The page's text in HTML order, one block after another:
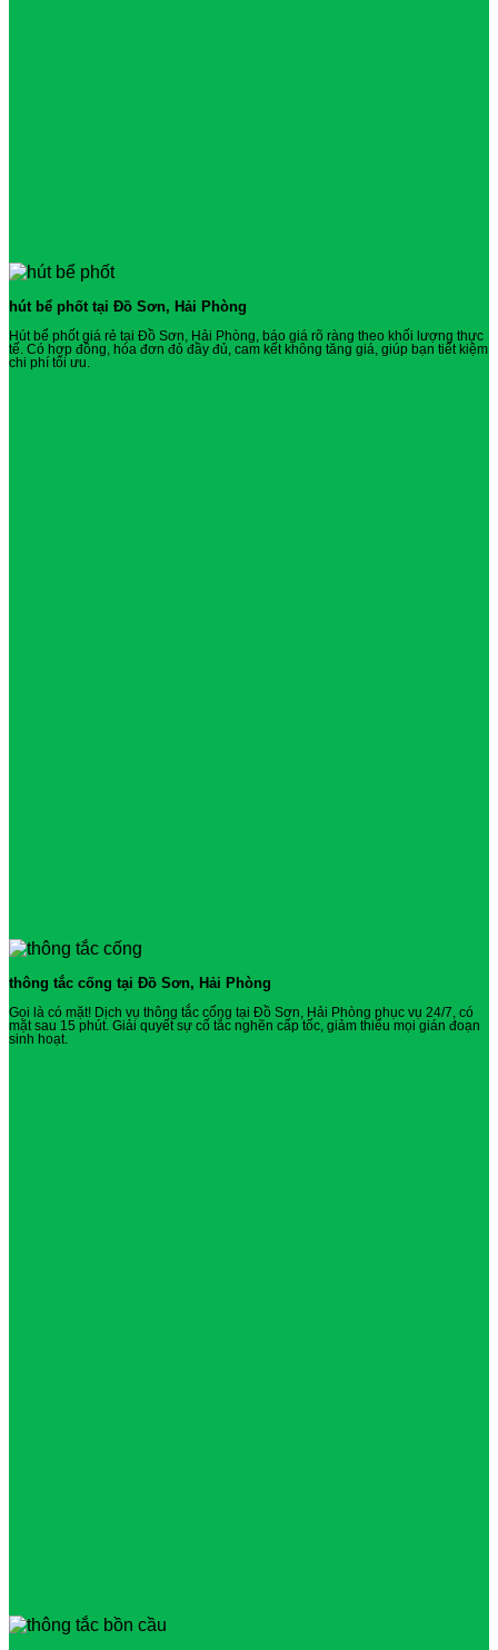
hút bể phốt tại Đồ Sơn, Hải Phòng
Hút bể phốt giá rẻ tại Đồ Sơn, Hải Phòng, báo giá rõ ràng theo khối lượng thực
tế. Có hợp đồng, hóa đơn đỏ đầy đủ, cam kết không tăng giá, giúp bạn tiết kiệm
chi phí tối ưu.
thông tắc cống tại Đồ Sơn, Hải Phòng
Gọi là có mặt! Dịch vụ thông tắc cống tại Đồ Sơn, Hải Phòng phục vụ 24/7, có
mặt sau 15 phút. Giải quyết sự cố tắc nghẽn cấp tốc, giảm thiểu mọi gián đoạn
sinh hoạt.